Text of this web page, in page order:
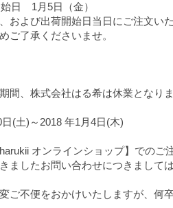
日 1月5日（金）
および出荷開始日当日にご注文い
ご了承くださいませ。
間、株式会社はる希は休業となり
(土)～2018 年1月4日(木)
オンラインショップ】でのご
ましたお問い合わせにつきまして
ご不便をおかけいたしますが、何